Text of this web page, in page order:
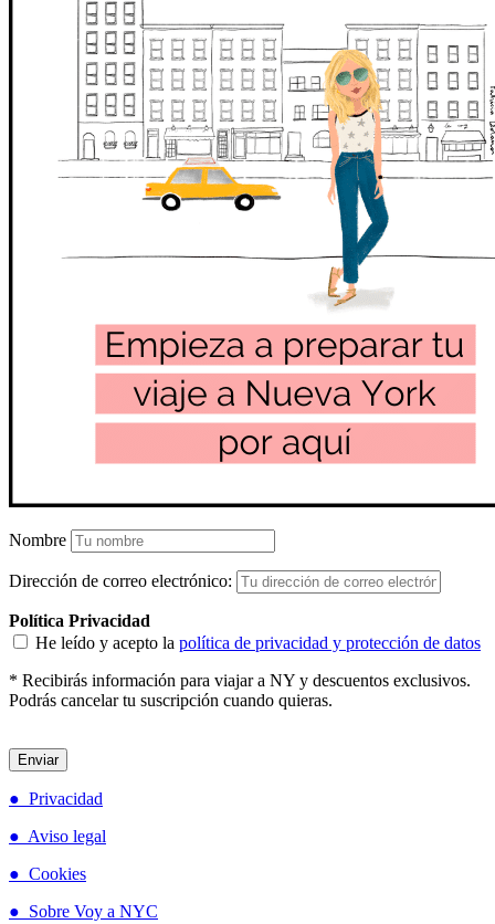
Nombre
Dirección de correo electrónico:
Política Privacidad
He leído y acepto la política de privacidad y protección de datos
* Recibirás información para viajar a NY y descuentos exclusivos.
Podrás cancelar tu suscripción cuando quieras.
● Privacidad
● Aviso legal
● Cookies
● Sobre Voy a NYC